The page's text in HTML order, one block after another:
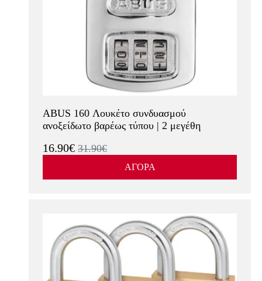
ABUS 160 Λουκέτο συνδυασμού
ανοξείδωτο βαρέως τύπου | 2 μεγέθη
16.90€ 31.90€
ΑΓΟΡΑ